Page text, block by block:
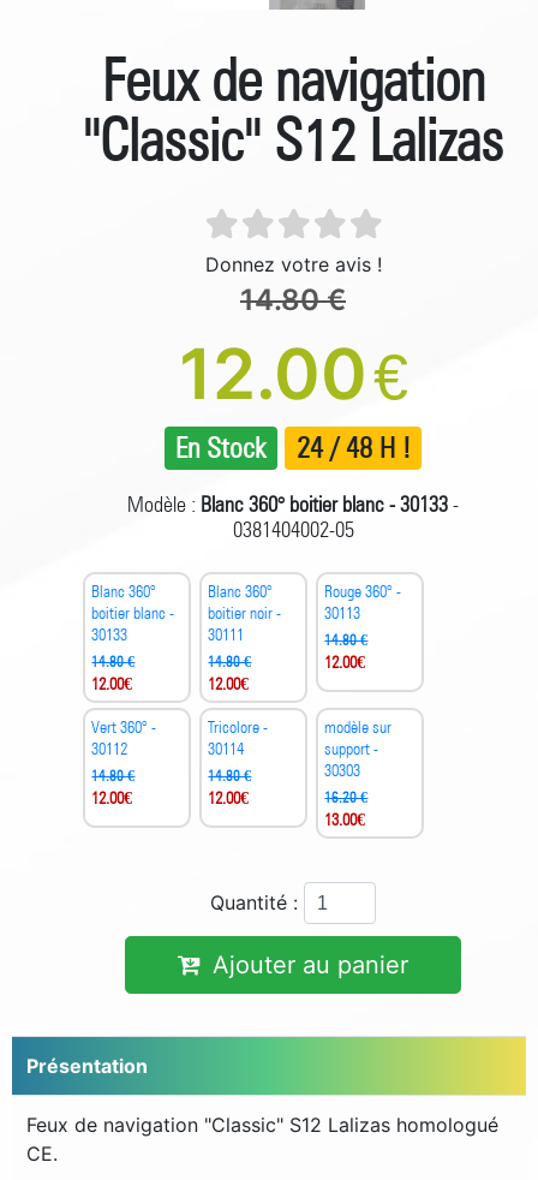
Feux de navigation
''Classic'' S12 Lalizas
Donnez votre avis !
14.80 €
12.00€
En Stock 24 / 48 H !
Modèle : Blanc 360° boitier blanc - 30133-
0381404002-05
Blanc 360°
boitier blanc -
30133
14.80 €
12.00€
Blanc 360°
boitier noir -
30111
14.80 €
12.00€
Rouge 360° -
30113
14.80 €
12.00€
Vert 360° -
30112
14.80 €
12.00€
Tricolore -
30114
14.80 €
12.00€
modèle sur
support -
30303
16.20 €
13.00€
Quantité :
Ajouter au panier
Présentation
Feux de navigation "Classic" S12 Lalizas homologué
CE.